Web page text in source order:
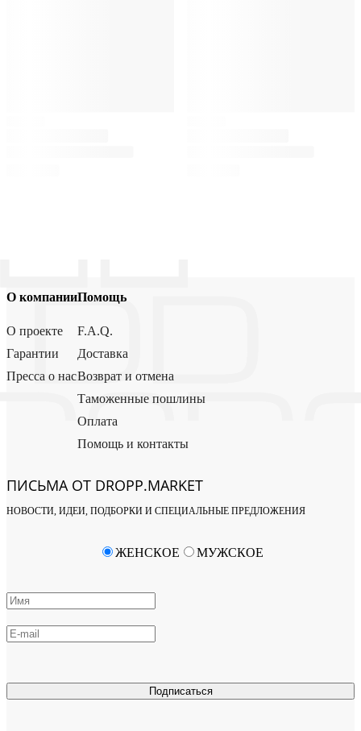
О компании
О проекте
Гарантии
Пресса о нас
Помощь
F.A.Q.
Доставка
Возврат и отмена
Таможенные пошлины
Оплата
Помощь и контакты
ПИСЬМА ОТ DROPP.MARKET
НОВОСТИ, ИДЕИ, ПОДБОРКИ И СПЕЦИАЛЬНЫЕ ПРЕДЛОЖЕНИЯ
Подписаться
ЖЕНСКОЕ МУЖСКОЕ